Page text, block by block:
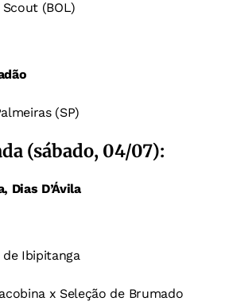
(BOL)
(SP)
(sábado, 04/07):
Dias D’Ávila
de Ibipitanga
x Seleção de Brumado